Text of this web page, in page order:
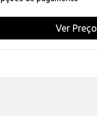
Ver Preço